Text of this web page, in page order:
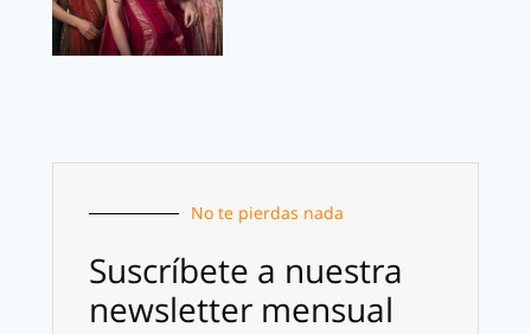
No te pierdas nada
Suscríbete a nuestra
newsletter mensual